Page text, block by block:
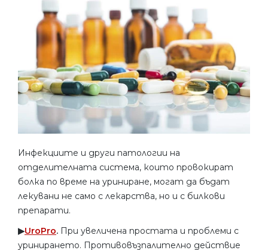
Инфекциите и други патологии на
отделителната система, които провокират
болка по време на уриниране, могат да бъдат
лекувани не само с лекарства, но и с билкови
препарати.
▶︎UroPro. При увеличена простата и проблеми с
уринирането. Противовъзпалително действие